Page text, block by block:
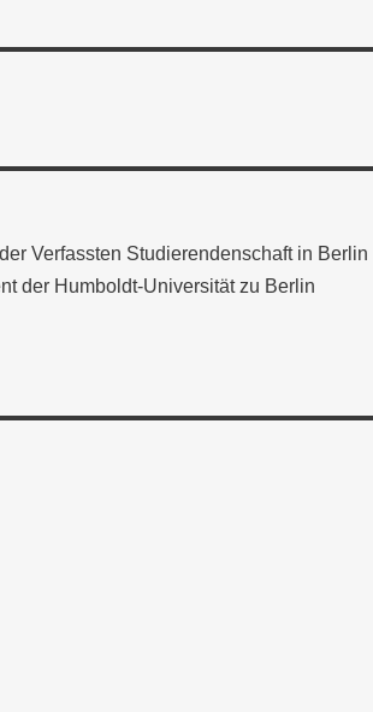
Verfassten Studierendenschaft in Berlin
der Humboldt-Universität zu Berlin